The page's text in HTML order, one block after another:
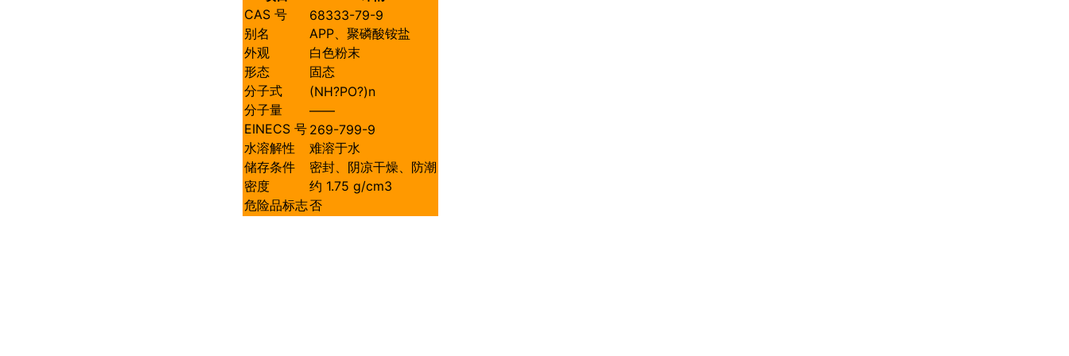
CAS 号
68333-79-9
别名
APP、聚磷酸铵盐
外观
白色粉末
形态
固态
分子式
(NH?PO?)n
分子量
——
EINECS 号 269-799-9
水溶解性
难溶于水
储存条件
密封、阴凉干燥、防潮
密度
约 1.75 g/cm3
危险品标志否